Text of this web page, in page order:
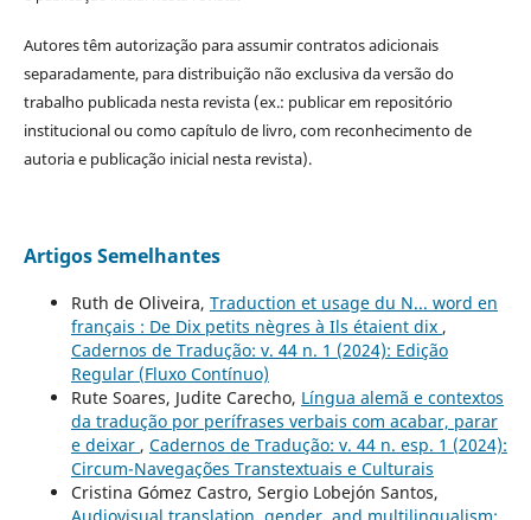
Autores têm autorização para assumir contratos adicionais
separadamente, para distribuição não exclusiva da versão do
trabalho publicada nesta revista (ex.: publicar em repositório
institucional ou como capítulo de livro, com reconhecimento de
autoria e publicação inicial nesta revista).
Artigos Semelhantes
Ruth de Oliveira, Traduction et usage du N... word en
français : De Dix petits nègres à Ils étaient dix ,
Cadernos de Tradução: v. 44 n. 1 (2024): Edição
Regular (Fluxo Contínuo)
Rute Soares, Judite Carecho, Língua alemã e contextos
da tradução por perífrases verbais com acabar, parar
e deixar , Cadernos de Tradução: v. 44 n. esp. 1 (2024):
Circum-Navegações Transtextuais e Culturais
Cristina Gómez Castro, Sergio Lobejón Santos,